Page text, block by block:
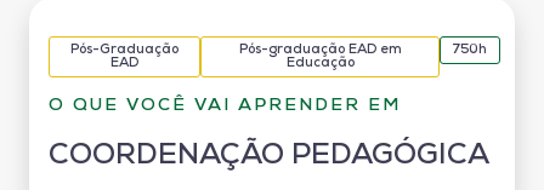
Pós-Graduação
EAD
Pós-graduação EAD em
Educação
750h
O QUE VOCÊ VAI APRENDER EM
COORDENAÇÃO PEDAGÓGICA